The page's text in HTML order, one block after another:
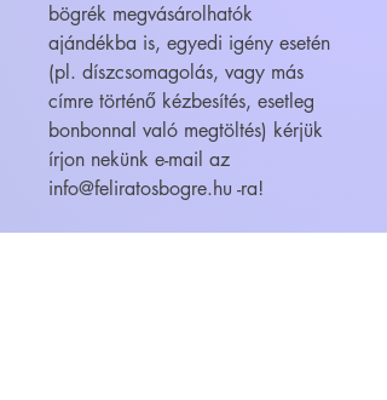
bögrék megvásárolhatók
ajándékba is, egyedi igény esetén
(pl. díszcsomagolás, vagy más
címre történő kézbesítés, esetleg
bonbonnal való megtöltés) kérjük
írjon nekünk e-mail az
info@feliratosbogre.hu -ra!